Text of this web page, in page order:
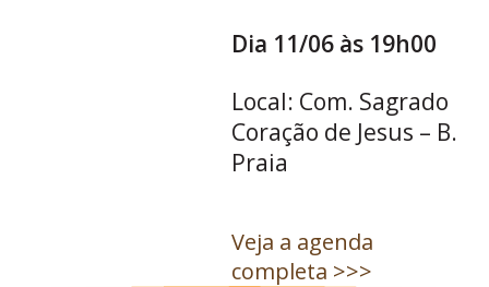
Dia 11/06 às 19h00
Local: Com. Sagrado
Coração de Jesus – B.
Praia
Veja a agenda
completa >>>